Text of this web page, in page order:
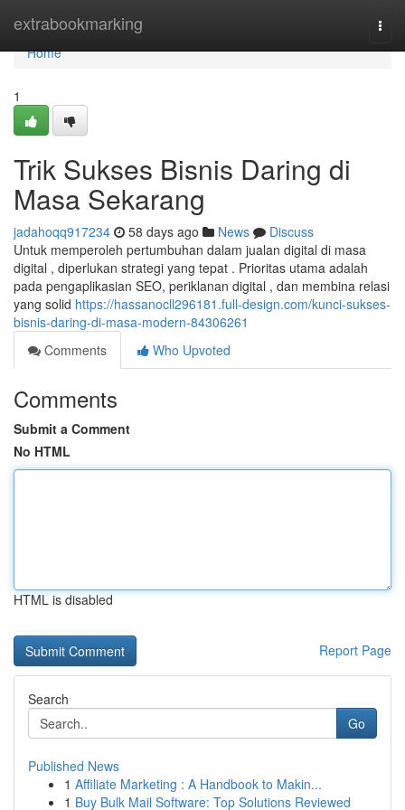
extrabookmarking
Home
Home
1
Trik Sukses Bisnis Daring di
Masa Sekarang
jadahoqq917234 58 days ago News
Discuss
Untuk memperoleh pertumbuhan dalam jualan digital di masa
digital , diperlukan strategi yang tepat . Prioritas utama adalah
pada pengaplikasian SEO, periklanan digital , dan membina relasi
yang solid https://hassanocll296181.full-design.com/kunci-sukses-
bisnis-daring-di-masa-modern-84306261
Comments
Who Upvoted
Comments
Submit a Comment
No HTML
HTML is disabled
Report Page
Search
Go
Published News
1 Affiliate Marketing : A Handbook to Makin...
1 Buy Bulk Mail Software: Top Solutions Reviewed